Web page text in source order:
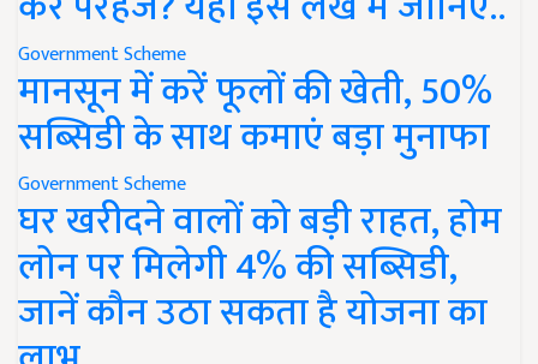
Government Scheme
मानसून में करें फूलों की खेती, 50%
सब्सिडी के साथ कमाएं बड़ा मुनाफा
Government Scheme
घर खरीदने वालों को बड़ी राहत, होम
लोन पर मिलेगी 4% की सब्सिडी,
जानें कौन उठा सकता है योजना का